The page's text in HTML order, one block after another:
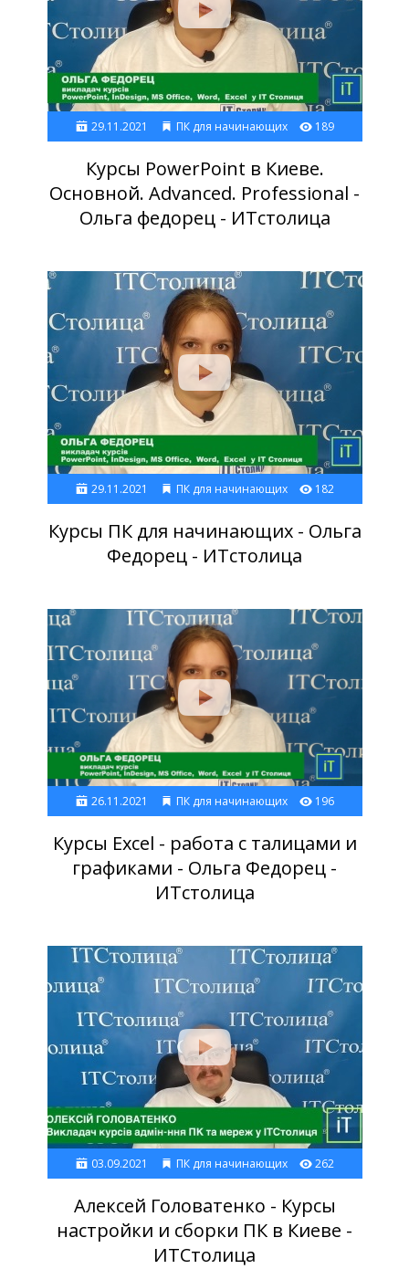
29.11.2021 ПК для начинающих 189
Курсы PowerPoint в Киеве.
Основной. Advanced. Professional -
Ольга федорец - ИТстолица
29.11.2021 ПК для начинающих 182
Курсы ПК для начинающих - Ольга
Федорец - ИТстолица
26.11.2021 ПК для начинающих 196
Курсы Excel - работа с талицами и
графиками - Ольга Федорец -
ИТстолица
03.09.2021 ПК для начинающих 262
Алексей Головатенко - Курсы
настройки и сборки ПК в Киеве -
ИТСтолица